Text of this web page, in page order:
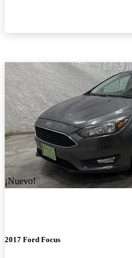
¡Nuevo!
2017 Ford Focus